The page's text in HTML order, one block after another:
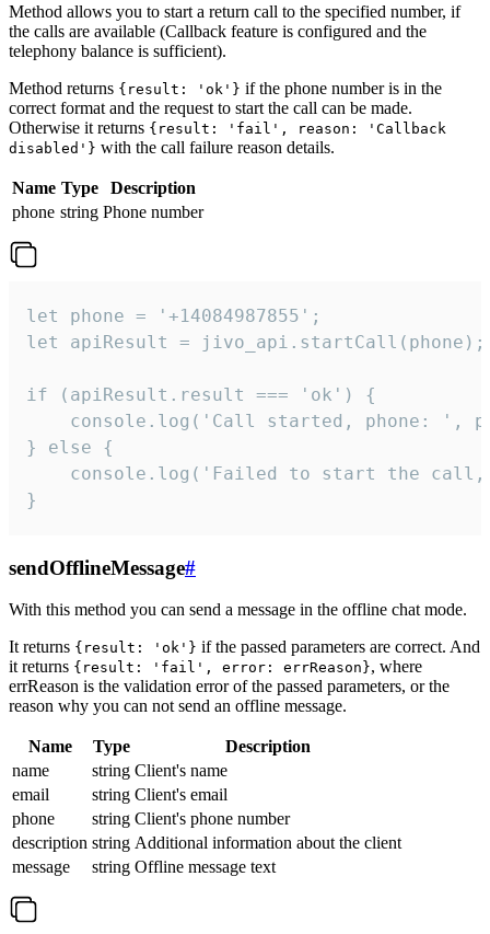
Method allows you to start a return call to the specified number, if
the calls are available (Callback feature is configured and the
telephony balance is sufficient).
Method returns {result: 'ok'} if the phone number is in the
correct format and the request to start the call can be made.
Otherwise it returns {result: 'fail', reason: 'Callback
disabled'} with the call failure reason details.
Name Type
Description
phone string Phone number
let phone = '+14084987855';
let apiResult = jivo_api.startCall(phone);
if (apiResult.result === 'ok') {
console.log('Call started, phone: ',
} else {
console.log('Failed to start the
}
sendOfflineMessage#
With this method you can send a message in the offline chat mode.
It returns {result: 'ok'} if the passed parameters are correct. And
it returns {result: 'fail', error: errReason}, where
errReason is the validation error of the passed parameters, or the
reason why you can not send an offline message.
Name Type
Description
name
string Client's name
email
string Client's email
phone
string Client's phone number
description string Additional information about the client
message
string Offline message text